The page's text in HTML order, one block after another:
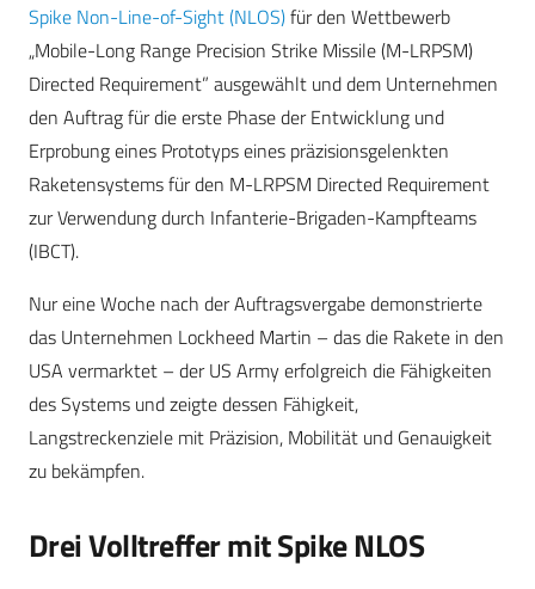
Spike Non-Line-of-Sight (NLOS)für den Wettbewerb
„Mobile-Long Range Precision Strike Missile (M-LRPSM)
Directed Requirement” ausgewählt und dem Unternehmen
den Auftrag für die erste Phase der Entwicklung und
Erprobung eines Prototyps eines präzisionsgelenkten
Raketensystems für den M-LRPSM Directed Requirement
zur Verwendung durch Infanterie-Brigaden-Kampfteams
(IBCT).
Nur eine Woche nach der Auftragsvergabe demonstrierte
das Unternehmen Lockheed Martin – das die Rakete in den
USA vermarktet – der US Army erfolgreich die Fähigkeiten
des Systems und zeigte dessen Fähigkeit,
Langstreckenziele mit Präzision, Mobilität und Genauigkeit
zu bekämpfen.
Drei Volltreffer mit Spike NLOS